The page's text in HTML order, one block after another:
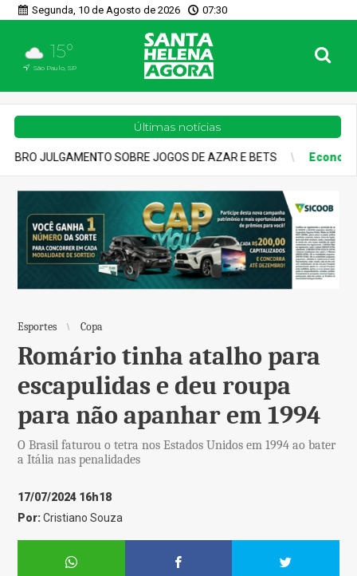
Segunda, 10 de Agosto de 2026 07:30
15°
São Paulo, SP
Últimas notícias
AZAR E BETS Economia ATÉ O HOMEM-ARANHA JÁ SABE:
Esportes Copa
Romário tinha atalho para
escapulidas e deu roupa
para não apanhar em 1994
O Brasil faturou o tetra nos Estados Unidos em 1994 ao bater
a Itália nas penalidades
17/07/2024 16h18
Por:Cristiano Souza